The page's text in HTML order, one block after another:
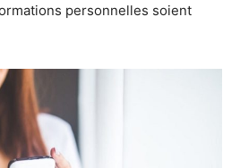
personnelles soient